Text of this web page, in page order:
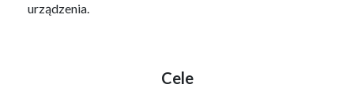
urządzenia.
Cele